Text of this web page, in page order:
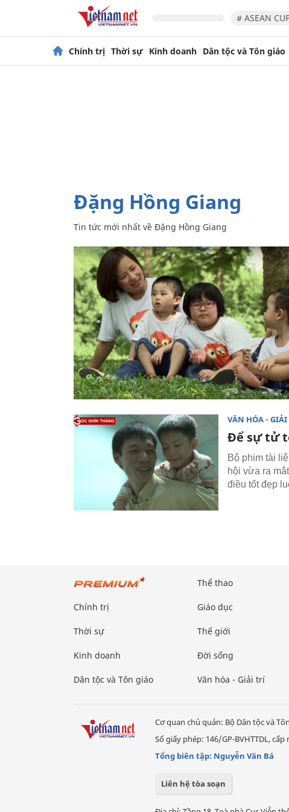
# ASEAN
Chính trị Thời sự Kinh doanh Dân tộc và Tôn giáo
Đặng Hồng Giang
Tin tức mới nhất về Đặng Hồng Giang
VĂN HÓA - GIẢI
Để sự tử
Bộ phim tài
hội vừa ra
điều tốt đẹp
Chính trị
Thời sự
Kinh doanh
Dân tộc và Tôn giáo
Thể thao
Giáo dục
Thế giới
Đời sống
Văn hóa - Giải trí
Cơ quan chủ quản: Bộ Dân tộc và
Số giấy phép: 146/GP-BVHTTDL,
Tổng biên tập: Nguyễn Văn Bá
Liên hệ tòa soạn